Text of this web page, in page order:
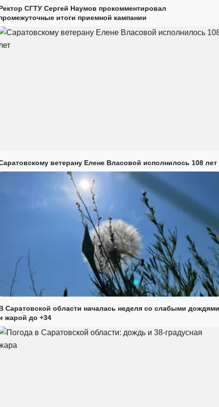
СГТУ Сергей Наумов прокомментировал
итоги приемной кампании
ветерану Елене Власовой исполнилось 108 лет
Саратовской области началась неделя со слабыми дождями
жарой до +34